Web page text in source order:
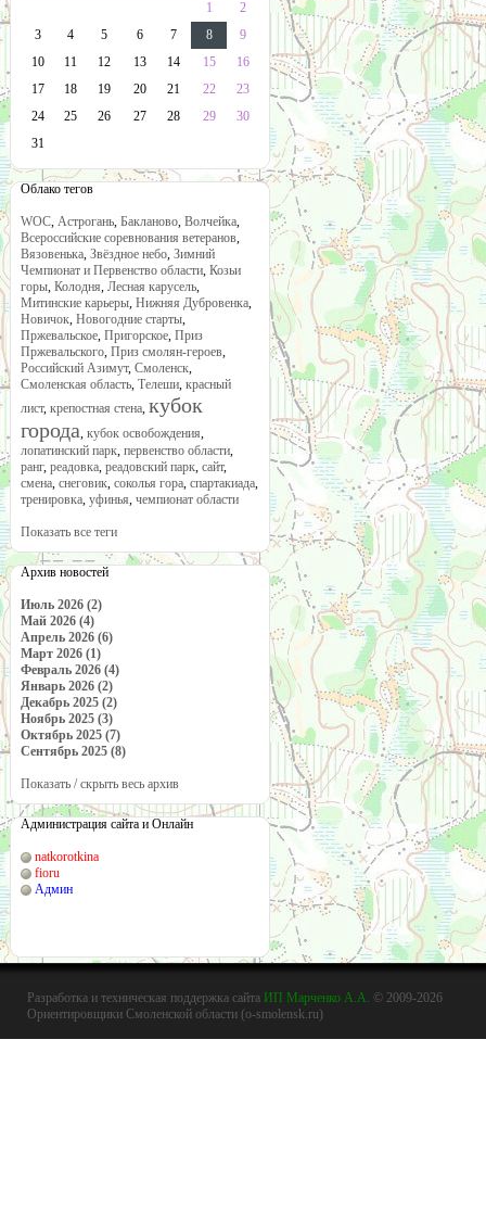
1
2
3
4 5 6 7 8
9
10
11 12 13 14 15
16
17
18 19 20 21 22
23
24
25 26 27 28 29
30
31
Облако тегов
WOC, Астрогань, Бакланово, Волчейка,
Всероссийские соревнования ветеранов,
Вязовенька, Звёздное небо, Зимний
Чемпионат и Первенство области, Козьи
горы, Колодня, Лесная карусель,
Митинские карьеры, Нижняя Дубровенка,
Новичок, Новогодние старты,
Пржевальское, Пригорское, Приз
Пржевальского, Приз смолян-героев,
Российский Азимут, Смоленск,
Смоленская область, Телеши, красный
лист, крепостная стена, кубок
города, кубок освобождения,
лопатинский парк, первенство области,
ранг, реадовка, реадовский парк, сайт,
смена, снеговик, соколья гора, спартакиада,
тренировка, уфинья, чемпионат области
Показать все теги
Архив новостей
Июль 2026 (2)
Май 2026 (4)
Апрель 2026 (6)
Март 2026 (1)
Февраль 2026 (4)
Январь 2026 (2)
Декабрь 2025 (2)
Ноябрь 2025 (3)
Октябрь 2025 (7)
Сентябрь 2025 (8)
Показать / скрыть весь архив
Администрация сайта и Онлайн
natkorotkina
fioru
Админ
Разработка и техническая поддержка сайта ИП Марченко А.А. © 2009-2026
Ориентировщики Смоленской области (o-smolensk.ru)